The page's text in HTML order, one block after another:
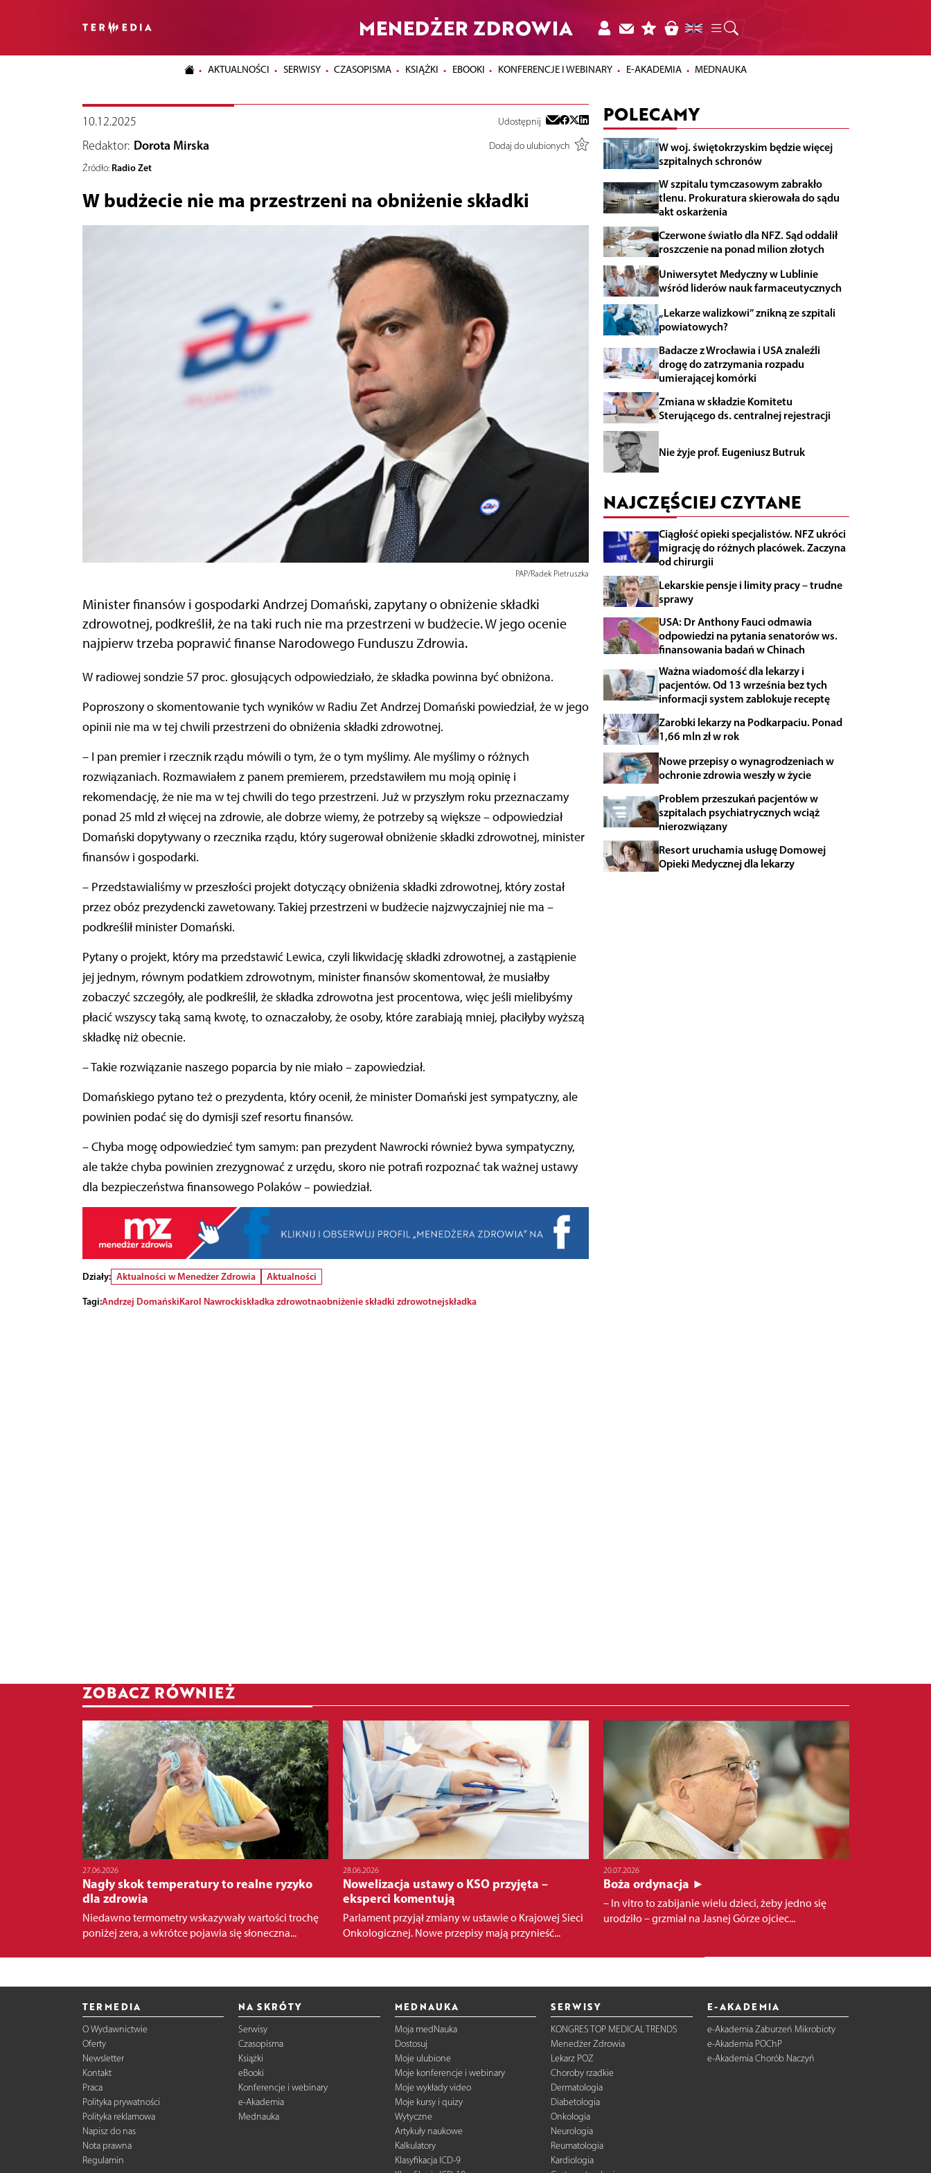
MENEDŻER ZDROWIA
AKTUALNOŚCI SERWISY CZASOPISMA KSIĄŻKI EBOOKI KONFERENCJE I WEBINARY E-AKADEMIA MEDNAUKA
10.12.2025 Udostępnij
Redaktor: Dorota Mirska
Dodaj do ulubionych
Źródło: Radio Zet
W budżecie nie ma przestrzeni na obniżenie składki
PAP/Radek Pietruszka
Minister finansów i gospodarki Andrzej Domański, zapytany o obniżenie składki
zdrowotnej, podkreślił, że na taki ruch nie ma przestrzeni w budżecie. W jego ocenie
najpierw trzeba poprawić finanse Narodowego Funduszu Zdrowia.
W radiowej sondzie 57 proc. głosujących odpowiedziało, że składka powinna być obniżona.
Poproszony o skomentowanie tych wyników w Radiu Zet Andrzej Domański powiedział, że w jego
opinii nie ma w tej chwili przestrzeni do obniżenia składki zdrowotnej.
– I pan premier i rzecznik rządu mówili o tym, że o tym myślimy. Ale myślimy o różnych
rozwiązaniach. Rozmawiałem z panem premierem, przedstawiłem mu moją opinię i
rekomendację, że nie ma w tej chwili do tego przestrzeni. Już w przyszłym roku przeznaczamy
ponad 25 mld zł więcej na zdrowie, ale dobrze wiemy, że potrzeby są większe – odpowiedział
Domański dopytywany o rzecznika rządu, który sugerował obniżenie składki zdrowotnej, minister
finansów i gospodarki.
– Przedstawialiśmy w przeszłości projekt dotyczący obniżenia składki zdrowotnej, który został
przez obóz prezydencki zawetowany. Takiej przestrzeni w budżecie najzwyczajniej nie ma –
podkreślił minister Domański.
Pytany o projekt, który ma przedstawić Lewica, czyli likwidację składki zdrowotnej, a zastąpienie
jej jednym, równym podatkiem zdrowotnym, minister finansów skomentował, że musiałby
zobaczyć szczegóły, ale podkreślił, że składka zdrowotna jest procentowa, więc jeśli mielibyśmy
płacić wszyscy taką samą kwotę, to oznaczałoby, że osoby, które zarabiają mniej, płaciłyby wyższą
składkę niż obecnie.
– Takie rozwiązanie naszego poparcia by nie miało – zapowiedział.
Domańskiego pytano też o prezydenta, który ocenił, że minister Domański jest sympatyczny, ale
powinien podać się do dymisji szef resortu finansów.
– Chyba mogę odpowiedzieć tym samym: pan prezydent Nawrocki również bywa sympatyczny,
ale także chyba powinien zrezygnować z urzędu, skoro nie potrafi rozpoznać tak ważnej ustawy
dla bezpieczeństwa finansowego Polaków – powiedział.
Działy: Aktualności w Menedżer Zdrowia
Aktualności
Tagi:Andrzej DomańskiKarol Nawrockiskładka zdrowotnaobniżenie składki zdrowotnejskładka
POLECAMY
W woj. świętokrzyskim będzie więcej
szpitalnych schronów
W szpitalu tymczasowym zabrakło
tlenu. Prokuratura skierowała do sądu
akt oskarżenia
Czerwone światło dla NFZ. Sąd oddalił
roszczenie na ponad milion złotych
Uniwersytet Medyczny w Lublinie
wśród liderów nauk farmaceutycznych
„Lekarze walizkowi” znikną ze szpitali
powiatowych?
Badacze z Wrocławia i USA znaleźli
drogę do zatrzymania rozpadu
umierającej komórki
Zmiana w składzie Komitetu
Sterującego ds. centralnej rejestracji
Nie żyje prof. Eugeniusz Butruk
NAJCZĘŚCIEJ CZYTANE
Ciągłość opieki specjalistów. NFZ ukróci
migrację do różnych placówek. Zaczyna
od chirurgii
Lekarskie pensje i limity pracy – trudne
sprawy
USA: Dr Anthony Fauci odmawia
odpowiedzi na pytania senatorów ws.
finansowania badań w Chinach
Ważna wiadomość dla lekarzy i
pacjentów. Od 13 września bez tych
informacji system zablokuje receptę
Zarobki lekarzy na Podkarpaciu. Ponad
1,66 mln zł w rok
Nowe przepisy o wynagrodzeniach w
ochronie zdrowia weszły w życie
Problem przeszukań pacjentów w
szpitalach psychiatrycznych wciąż
nierozwiązany
Resort uruchamia usługę Domowej
Opieki Medycznej dla lekarzy
ZOBACZ RÓWNIEŻ
27.06.2026
Nagły skok temperatury to realne ryzyko
dla zdrowia
Niedawno termometry wskazywały wartości trochę
poniżej zera, a wkrótce pojawia się słoneczna...
28.06.2026
Nowelizacja ustawy o KSO przyjęta –
eksperci komentują
Parlament przyjął zmiany w ustawie o Krajowej Sieci
Onkologicznej. Nowe przepisy mają przynieść...
20.07.2026
Boża ordynacja ►
– In vitro to zabijanie wielu dzieci, żeby jedno się
urodziło – grzmiał na Jasnej Górze ojciec...
TERMEDIA
O Wydawnictwie
Oferty
Newsletter
Kontakt
Praca
Polityka prywatności
Polityka reklamowa
Napisz do nas
Nota prawna
Regulamin
NA SKRÓTY
Serwisy
Czasopisma
Książki
eBooki
Konferencje i webinary
e-Akademia
Mednauka
MEDNAUKA
Moja medNauka
Dostosuj
Moje ulubione
Moje konferencje i webinary
Moje wykłady video
Moje kursy i quizy
Wytyczne
Artykuły naukowe
Kalkulatory
Klasyfikacja ICD-9
SERWISY
KONGRES TOP MEDICAL TRENDS
Menedżer Zdrowia
Lekarz POZ
Choroby rzadkie
Dermatologia
Diabetologia
Onkologia
Neurologia
Reumatologia
Kardiologia
E-AKADEMIA
e-Akademia Zaburzeń Mikrobioty
e-Akademia POChP
e-Akademia Chorób Naczyń